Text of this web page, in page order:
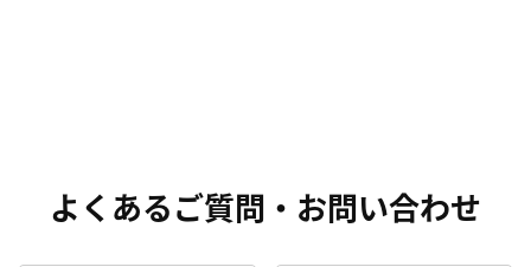
よくあるご質問・お問い合わせ